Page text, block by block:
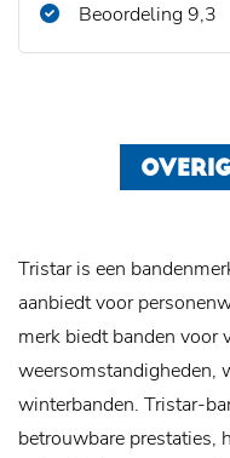
Beoordeling 9,3
Tristar is een
aanbiedt voor
merk biedt banden voor
weersomstandigheden,
winterbanden. Tristar-
betrouwbare prestaties,